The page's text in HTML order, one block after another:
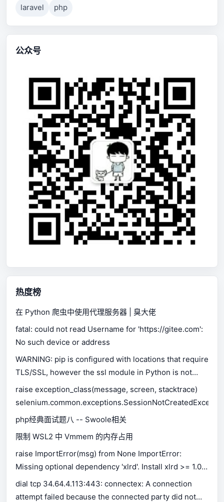
laravel
php
公众号
热度榜
在 Python 爬虫中使用代理服务器 | 臭大佬
fatal: could not read Username for 'https://gitee.com':
No such device or address
WARNING: pip is configured with locations that require
TLS/SSL, however the ssl module in Python is not
available.
raise exception_class(message, screen, stacktrace)
php经典面试题八 -- Swoole相关
限制 WSL2 中 Vmmem 的内存占用
raise ImportError(msg) from None ImportError:
Missing optional dependency 'xlrd'. Install xlrd >= 1.0.0
for Excel support Use pip or conda to install xlrd.
dial tcp 34.64.4.113:443: connectex: A connection
attempt failed because the connected party did not